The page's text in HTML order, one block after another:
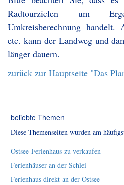
Radtourzielen um
Umkreisberechnung handelt.
etc. kann der Landweg und
länger dauern.
zurück zur Hauptseite "Das
beliebte Themen
Diese Themenseiten wurden am
Ostsee-Ferienhaus zu verkaufen
Ferienhäuser an der Schlei
Ferienhaus direkt an der Ostsee